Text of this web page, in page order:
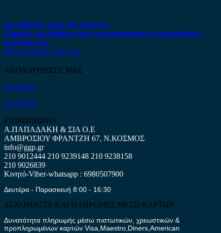
Δεν βρήκατε αυτό που ψάχνετε;
Είμαστε στη διάθεση σας να απαντήσουμε σε οποιαδήποτε
ερώτηση σας.
Επικοινωνήστε μαζί μας
ΑΚΟΛΟΥΘΗΣΤΕ ΜΑΣ
Facebook
ΧΑΡΤΗΣ
ΕΠΙΚΟΙΝΩΝΙΑ
Α.ΠΑΠΑΔΑΚΗ & ΣΙΑ Ο.Ε
ΑΜΒΡΟΣΙΟΥ ΦΡΑΝΤΖΗ 67, Ν.ΚΟΣΜΟΣ
info@ggp.gr
210 9012444 210 9239148 210 9238158
210 9026839
Κινητό-Viber-whatsapp : 6980507900
Δευτέρα - Παρασκευή 8:00 - 16:30
ΔΕΧΟΜΑΣΤΕ ΚΑΙ ΠΛΗΡΩΜΕΣ ΜΕΣΩ ΚΑΡΤΩΝ
Δυνατότητα πληρωμής μέσω πιστωτικών, χρεωστικών &
προπληρωμένων καρτών Visa,Maestro,Diners,American